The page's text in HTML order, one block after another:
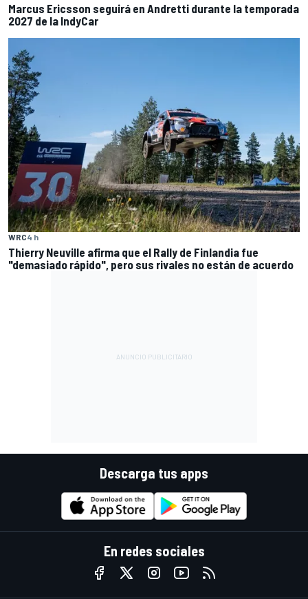
Marcus Ericsson seguirá en Andretti durante la temporada
2027 de la IndyCar
WRC4 h
Thierry Neuville afirma que el Rally de Finlandia fue
"demasiado rápido", pero sus rivales no están de acuerdo
Descarga tus apps
En redes sociales